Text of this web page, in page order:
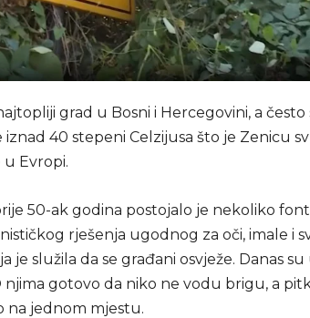
grad u Bosni i Hercegovini, a često
40 stepeni Celzijusa što je Zenicu
Evropi.
50-ak godina postojalo je nekoliko
rješenja ugodnog za oči, imale i
služila da se građani osvježe. Danas
gotovo da niko ne vodu brigu, a
na jednom mjestu.